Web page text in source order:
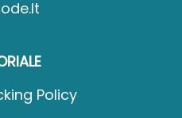
Policy